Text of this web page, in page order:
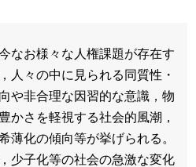
なお様々な人権課題が存在す
人々の中に見られる同質性・
や非合理な因習的な意識，物
かさを軽視する社会的風潮，
薄化の傾向等が挙げられる。
少子化等の社会の急激な変化